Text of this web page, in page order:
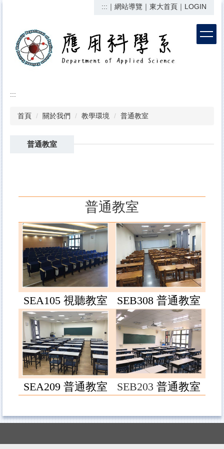
::: ｜ 網站導覽 ｜ 東大首頁 ｜ LOGIN
:::
首頁 關於我們 教學環境 普通教室
普通教室
普通教室
SEA105視聽教室 SEB308 普通教室
SEA209 普通教室 SEB203 普通教室